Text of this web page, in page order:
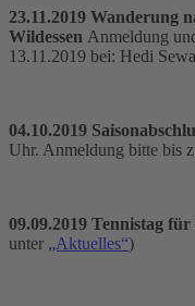
23.11.2019 Wanderung
Wildessen Anmeldung
13.11.2019 bei: Hedi
04.10.2019
Uhr. Anmeldung bitte bis
09.09.2019 Tennistag
unter „Aktuelles“)